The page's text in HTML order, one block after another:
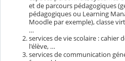
et de parcours pédagogiques
pédagogiques ou Learning
Moodle par exemple), classe
…
services de vie scolaire : cahier
l'élève, …
services de communication